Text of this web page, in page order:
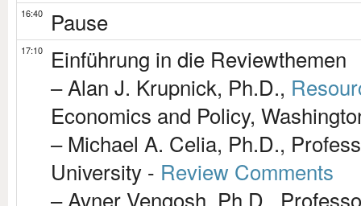
16:40 Pause
17:10
Einführung in die Reviewthemen
– Alan J. Krupnick, Ph.D.,
Economics and Policy,
– Michael A. Celia, Ph.D.,
University - Review Comments
– Avner Vengosh, Ph.D.,